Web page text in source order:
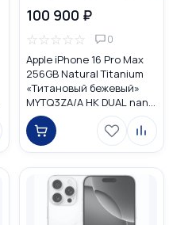
100 900 ₽
☆☆☆☆☆ 0
Apple iPhone 16 Pro Max
256GB Natural Titanium
«Tитановый бежевый»
MYTQ3ZA/A HK DUAL nano
SIM